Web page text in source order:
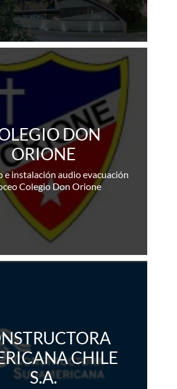
DON
ORIONE
e instalación audio evacuación
Colegio Don Orione
CHILE
S.A.